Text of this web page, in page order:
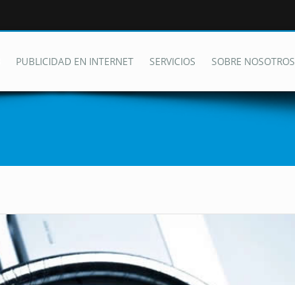
PUBLICIDAD EN INTERNET SERVICIOS SOBRE NOSOTROS